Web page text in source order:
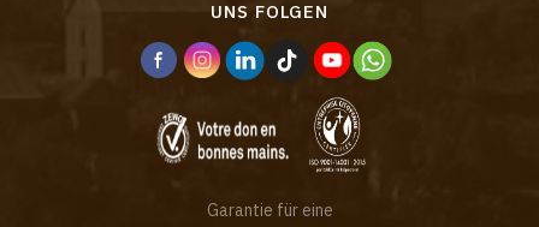
UNS FOLGEN
Garantie für eine